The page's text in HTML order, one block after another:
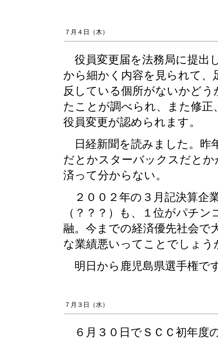
７月４日（木）
役員変更届を法務局に提出
から細かく内容を見られて
反している個所がないかど
たことが調べられ、また修
役員変更が認められます。
日経新聞を読みました。昨
だとかスターバックスだと
済って分からない。
２００２年の３月記決算企
（？？？）も、１位がパチ
融。今までの経済優先社会で
な業績悪いってことでしょう
明日から鹿児島県選手権で
７月３日（水）
６月３０日でＳＣＣ初年度